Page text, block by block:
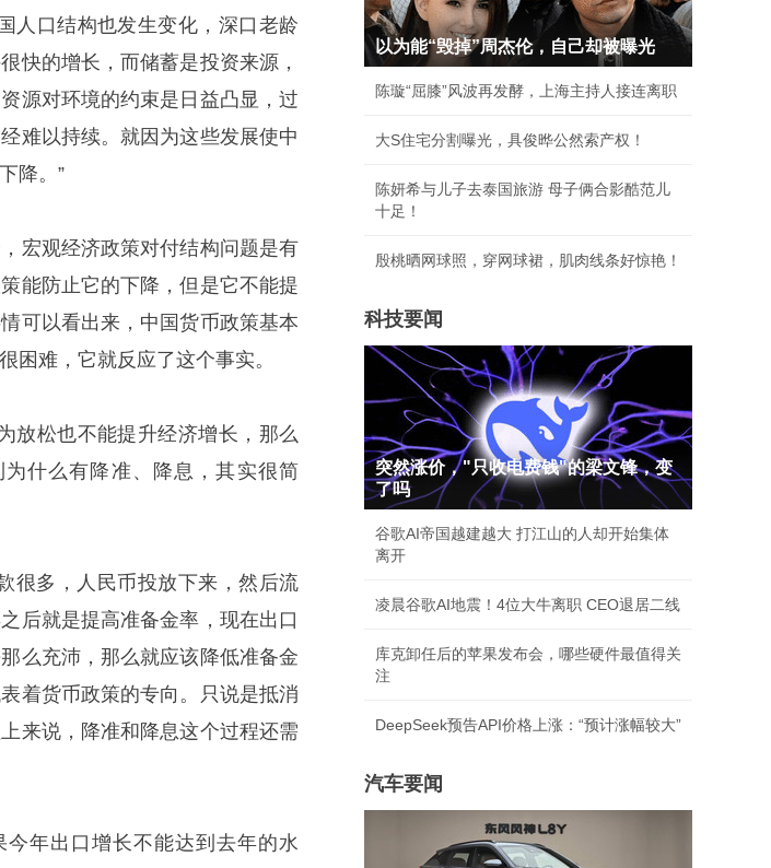
人口结构也发生变化，深口老龄
快的增长，而储蓄是投资来源，
源对环境的约束是日益凸显，过
难以持续。就因为这些发展使中
降。”
宏观经济政策对付结构问题是有
能防止它的下降，但是它不能提
可以看出来，中国货币政策基本
困难，它就反应了这个事实。
放松也不能提升经济增长，那么
什么有降准、降息，其实很简
很多，人民币投放下来，然后流
后就是提高准备金率，现在出口
么充沛，那么就应该降低准备金
着货币政策的专向。只说是抵消
来说，降准和降息这个过程还需
年出口增长不能达到去年的水
以为能“毁掉”周杰伦，自己却被曝光
陈璇“屈膝”风波再发酵，上海主持人接连离职
大S住宅分割曝光，具俊晔公然索产权！
陈妍希与儿子去泰国旅游 母子俩合影酷范儿
十足！
殷桃晒网球照，穿网球裙，肌肉线条好惊艳！
科技要闻
突然涨价，"只收电费钱"的梁文锋，变
了吗
谷歌AI帝国越建越大 打江山的人却开始集体
离开
凌晨谷歌AI地震！4位大牛离职 CEO退居二线
库克卸任后的苹果发布会，哪些硬件最值得关
注
DeepSeek预告API价格上涨：“预计涨幅较大”
汽车要闻